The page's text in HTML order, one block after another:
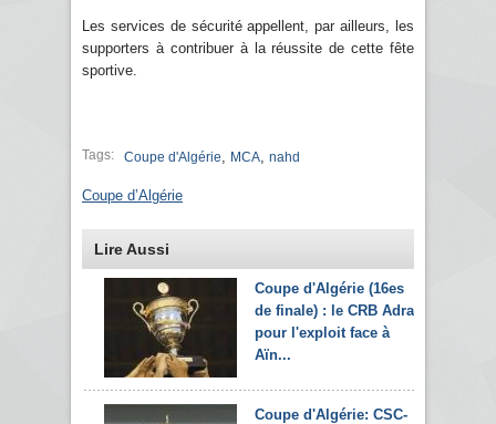
Les services de sécurité appellent, par ailleurs, les
supporters à contribuer à la réussite de cette fête
sportive.
Tags: Coupe d'Algérie MCA nahd
Coupe d’Algérie
Lire Aussi
Coupe d'Algérie (16es
de finale) : le CRB Adrar
pour l'exploit face à
Aïn...
Coupe d'Algérie: CSC-